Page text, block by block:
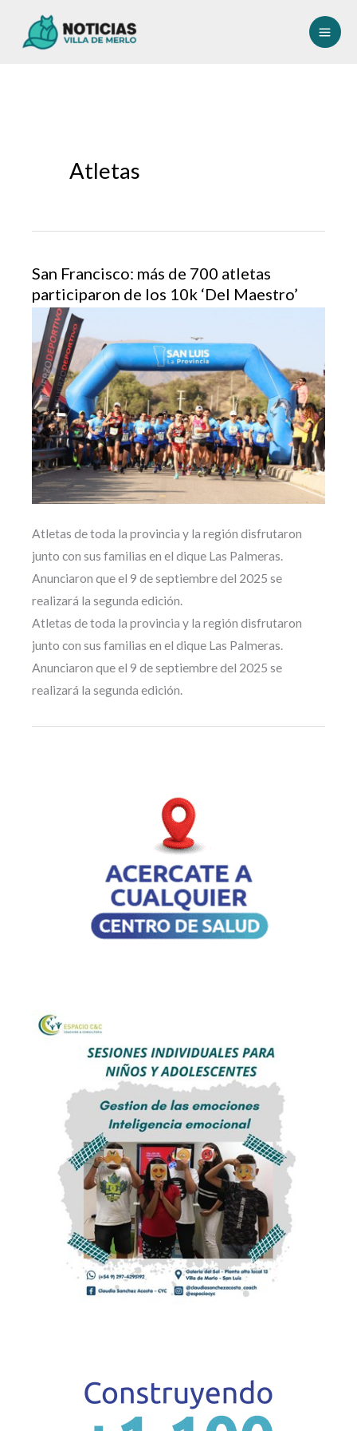
Atletas
San Francisco: más de 700 atletas
participaron de los 10k ‘Del Maestro’
Atletas de toda la provincia y la región disfrutaron
junto con sus familias en el dique Las Palmeras.
Anunciaron que el 9 de septiembre del 2025 se
realizará la segunda edición.
Atletas de toda la provincia y la región disfrutaron
junto con sus familias en el dique Las Palmeras.
Anunciaron que el 9 de septiembre del 2025 se
realizará la segunda edición.